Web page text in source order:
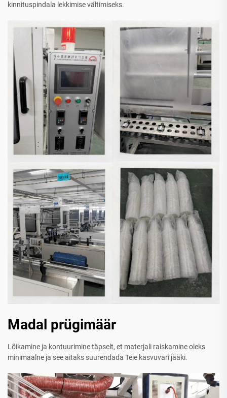
kinnituspindala lekkimise vältimiseks.
Madal prügimäär
Lõikamine ja kontuurimine täpselt, et materjali raiskamine oleks
minimaalne ja see aitaks suurendada Teie kasvuvari jääki.